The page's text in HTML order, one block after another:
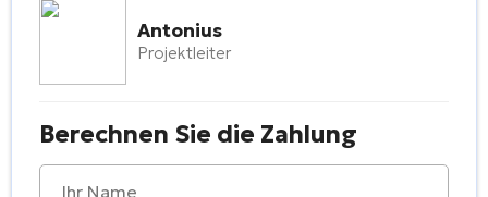
Antonius
Projektleiter
Berechnen Sie die Zahlung